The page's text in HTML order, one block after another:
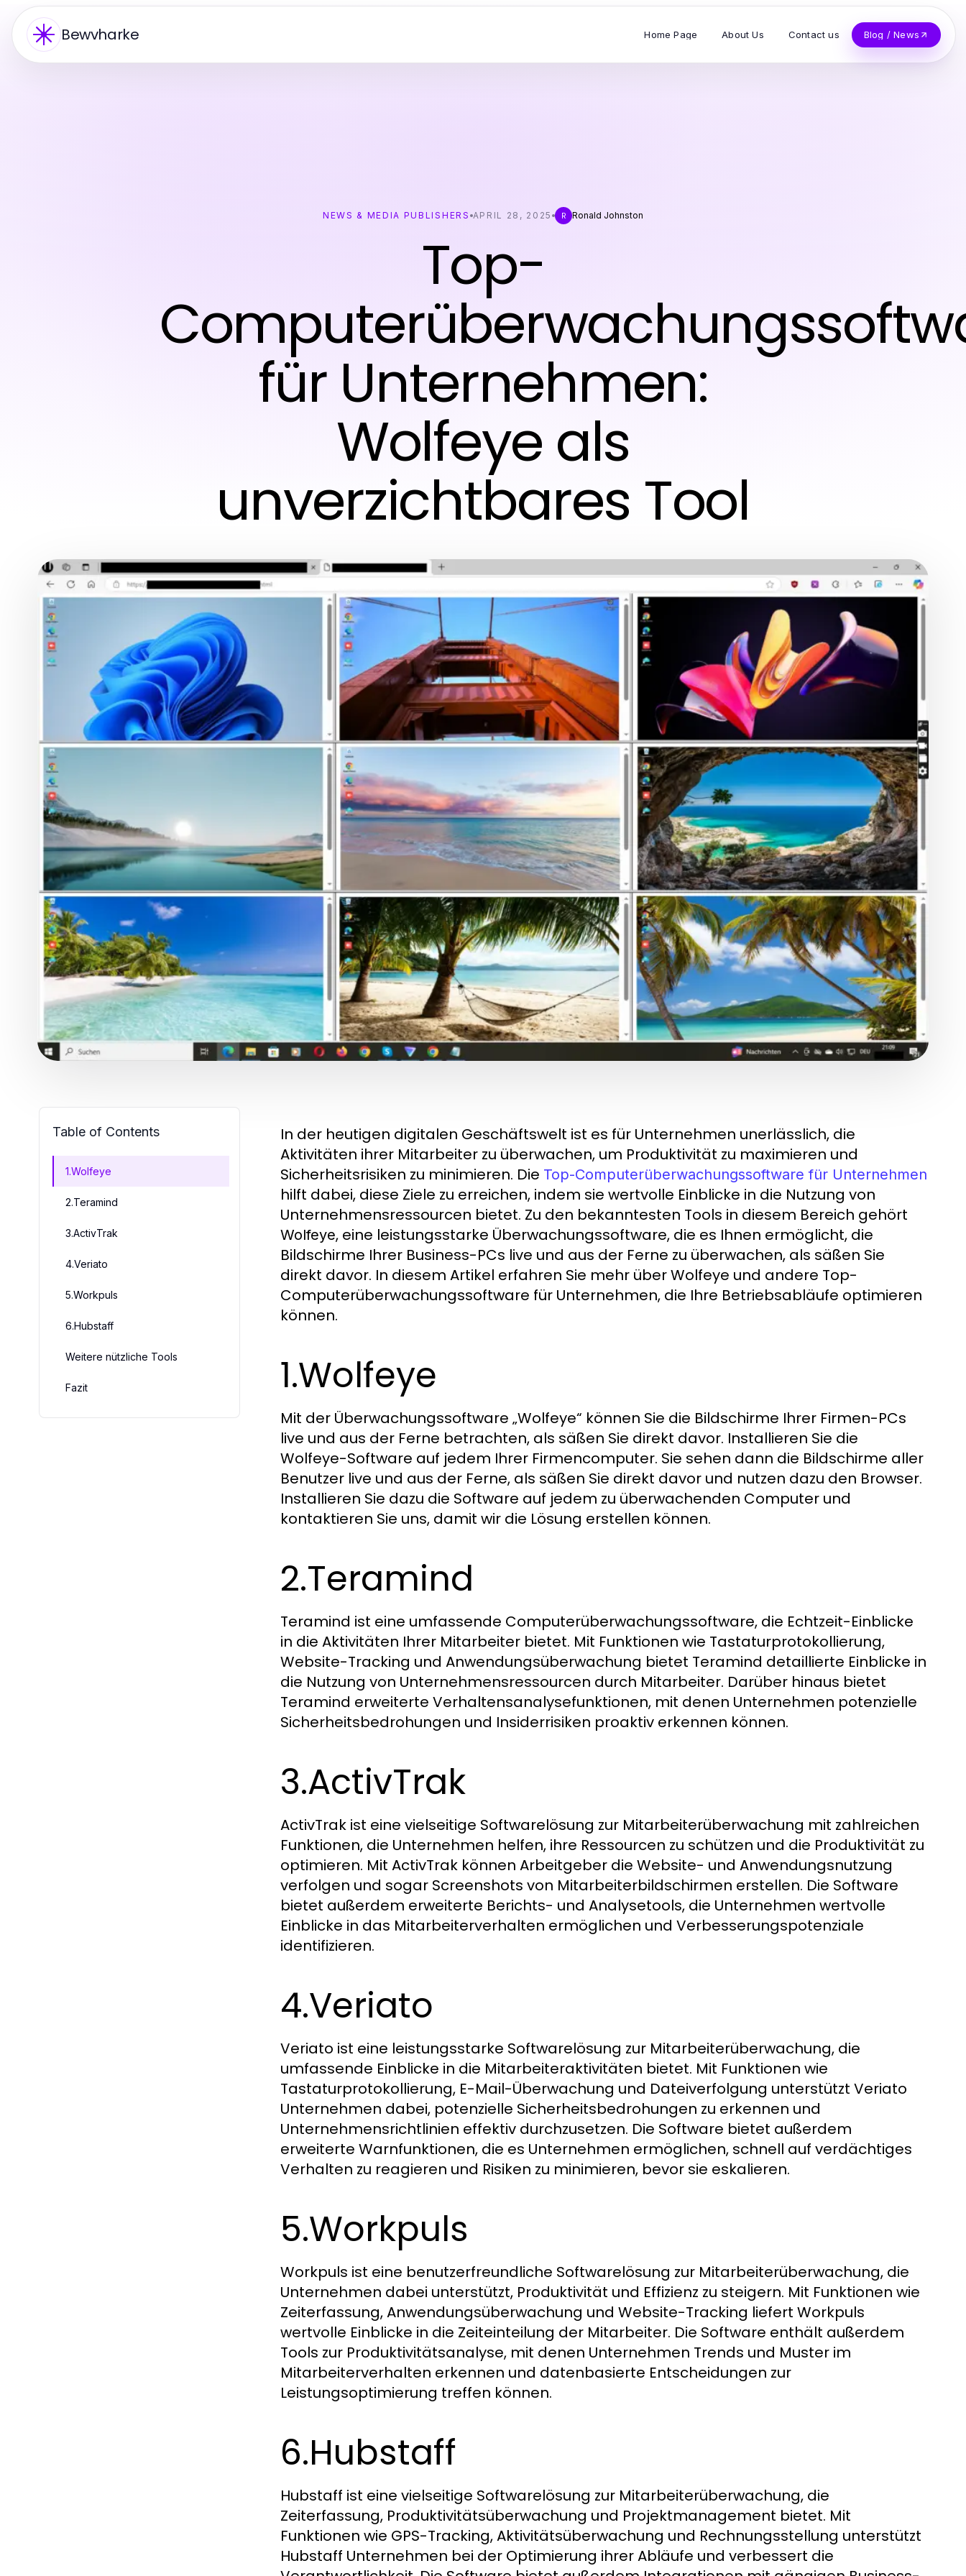
Bewvharke Home Page About Us Contact us Blog / News
NEWS & MEDIA PUBLISHERS APRIL 28, 2025 R Ronald Johnston
Top-
für Unternehmen:
Wolfeye als
unverzichtbares Tool
Table of Contents
1.Wolfeye
2.Teramind
3.ActivTrak
4.Veriato
5.Workpuls
6.Hubstaff
Weitere nützliche Tools
Fazit
In der heutigen digitalen Geschäftswelt ist es für Unternehmen unerlässlich, die
Aktivitäten ihrer Mitarbeiter zu überwachen, um Produktivität zu maximieren und
Sicherheitsrisiken zu minimieren. Die Top-Computerüberwachungssoftware für Unternehmen
hilft dabei, diese Ziele zu erreichen, indem sie wertvolle Einblicke in die Nutzung von
Unternehmensressourcen bietet. Zu den bekanntesten Tools in diesem Bereich gehört
Wolfeye, eine leistungsstarke Überwachungssoftware, die es Ihnen ermöglicht, die
Bildschirme Ihrer Business-PCs live und aus der Ferne zu überwachen, als säßen Sie
direkt davor. In diesem Artikel erfahren Sie mehr über Wolfeye und andere Top-
Computerüberwachungssoftware für Unternehmen, die Ihre Betriebsabläufe optimieren
können.
1.Wolfeye
Mit der Überwachungssoftware „Wolfeye“ können Sie die Bildschirme Ihrer Firmen-PCs
live und aus der Ferne betrachten, als säßen Sie direkt davor. Installieren Sie die
Wolfeye-Software auf jedem Ihrer Firmencomputer. Sie sehen dann die Bildschirme aller
Benutzer live und aus der Ferne, als säßen Sie direkt davor und nutzen dazu den Browser.
Installieren Sie dazu die Software auf jedem zu überwachenden Computer und
kontaktieren Sie uns, damit wir die Lösung erstellen können.
2.Teramind
Teramind ist eine umfassende Computerüberwachungssoftware, die Echtzeit-Einblicke
in die Aktivitäten Ihrer Mitarbeiter bietet. Mit Funktionen wie Tastaturprotokollierung,
Website-Tracking und Anwendungsüberwachung bietet Teramind detaillierte Einblicke in
die Nutzung von Unternehmensressourcen durch Mitarbeiter. Darüber hinaus bietet
Teramind erweiterte Verhaltensanalysefunktionen, mit denen Unternehmen potenzielle
Sicherheitsbedrohungen und Insiderrisiken proaktiv erkennen können.
3.ActivTrak
ActivTrak ist eine vielseitige Softwarelösung zur Mitarbeiterüberwachung mit zahlreichen
Funktionen, die Unternehmen helfen, ihre Ressourcen zu schützen und die Produktivität zu
optimieren. Mit ActivTrak können Arbeitgeber die Website- und Anwendungsnutzung
verfolgen und sogar Screenshots von Mitarbeiterbildschirmen erstellen. Die Software
bietet außerdem erweiterte Berichts- und Analysetools, die Unternehmen wertvolle
Einblicke in das Mitarbeiterverhalten ermöglichen und Verbesserungspotenziale
identifizieren.
4.Veriato
Veriato ist eine leistungsstarke Softwarelösung zur Mitarbeiterüberwachung, die
umfassende Einblicke in die Mitarbeiteraktivitäten bietet. Mit Funktionen wie
Tastaturprotokollierung, E-Mail-Überwachung und Dateiverfolgung unterstützt Veriato
Unternehmen dabei, potenzielle Sicherheitsbedrohungen zu erkennen und
Unternehmensrichtlinien effektiv durchzusetzen. Die Software bietet außerdem
erweiterte Warnfunktionen, die es Unternehmen ermöglichen, schnell auf verdächtiges
Verhalten zu reagieren und Risiken zu minimieren, bevor sie eskalieren.
5.Workpuls
Workpuls ist eine benutzerfreundliche Softwarelösung zur Mitarbeiterüberwachung, die
Unternehmen dabei unterstützt, Produktivität und Effizienz zu steigern. Mit Funktionen wie
Zeiterfassung, Anwendungsüberwachung und Website-Tracking liefert Workpuls
wertvolle Einblicke in die Zeiteinteilung der Mitarbeiter. Die Software enthält außerdem
Tools zur Produktivitätsanalyse, mit denen Unternehmen Trends und Muster im
Mitarbeiterverhalten erkennen und datenbasierte Entscheidungen zur
Leistungsoptimierung treffen können.
6.Hubstaff
Hubstaff ist eine vielseitige Softwarelösung zur Mitarbeiterüberwachung, die
Zeiterfassung, Produktivitätsüberwachung und Projektmanagement bietet. Mit
Funktionen wie GPS-Tracking, Aktivitätsüberwachung und Rechnungsstellung unterstützt
Hubstaff Unternehmen bei der Optimierung ihrer Abläufe und verbessert die